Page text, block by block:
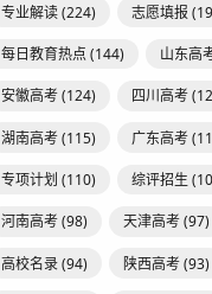
专业解读(224) 志愿填报
每日教育热点 (144) 山东高
安徽高考(124) 四川高考
湖南高考(115) 广东高考
专项计划 (110) 综评招生
河南高考(98) 天津高考(97)
高校名录(94) 陕西高考(93)